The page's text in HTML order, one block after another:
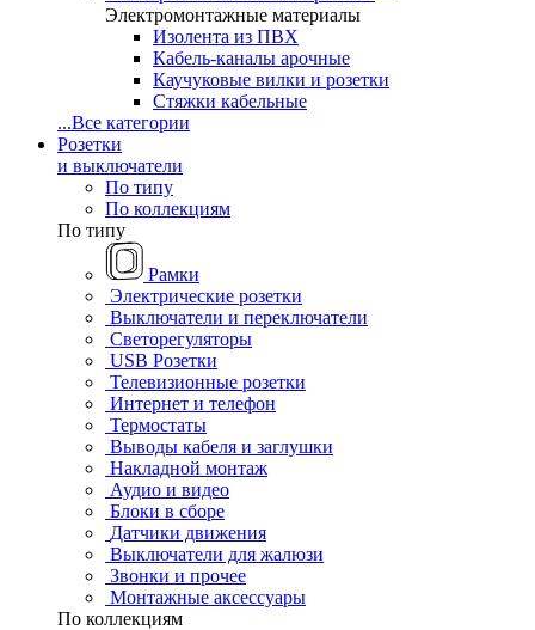
Электромонтажные материалы
Изолента из ПВХ
Кабель-каналы арочные
Каучуковые вилки и розетки
Стяжки кабельные
...Все категории
Розетки
и выключатели
По типу
По коллекциям
По типу
Рамки
Электрические розетки
Выключатели и переключатели
Светорегуляторы
USB Розетки
Телевизионные розетки
Интернет и телефон
Термостаты
Выводы кабеля и заглушки
Накладной монтаж
Аудио и видео
Блоки в сборе
Датчики движения
Выключатели для жалюзи
Звонки и прочее
Монтажные аксессуары
По коллекциям